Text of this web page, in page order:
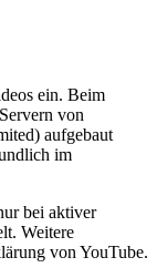
ein. Beim
von
aufgebaut
im
bei aktiver
Weitere
von YouTube.